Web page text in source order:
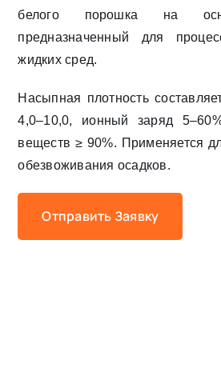
белого порошка на
предназначенный для
жидких сред.
Насыпная плотность
4,0–10,0, ионный заряд
веществ ≥ 90%. Применяется
обезвоживания осадков.
Отправить Заявку